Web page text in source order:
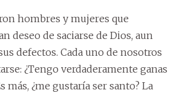
hombres y mujeres que
deseo de saciarse de Dios, aun
defectos. Cada uno de nosotros
¿Tengo verdaderamente ganas
más, ¿me gustaría ser santo? La